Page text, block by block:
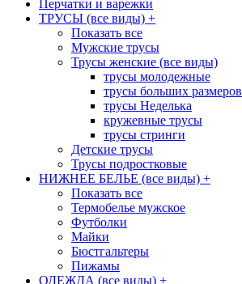
Перчатки и варежки
ТРУСЫ (все виды) +
Показать все
Мужские трусы
Трусы женские (все виды)
трусы молодежные
трусы больших размеров
трусы Неделька
кружевные трусы
трусы стринги
Детские трусы
Трусы подростковые
НИЖНЕЕ БЕЛЬЕ (все виды) +
Показать все
Термобелье мужское
Футболки
Майки
Бюстгальтеры
Пижамы
ОДЕЖДА (все виды) +